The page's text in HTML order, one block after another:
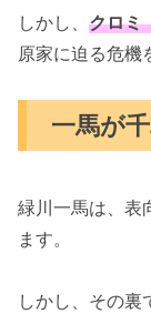
しかし、 クロミ
原家に迫る危機
一馬が
緑川一馬は、表
ます。
しかし、その裏